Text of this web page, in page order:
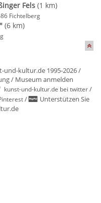
Fels(1 km)
Fichtelberg
(6 km)
und-kultur.de 1995-2026 /
/ Museum anmelden
kunst-und-kultur.de bei twitter/
/
Unterstützen Sie